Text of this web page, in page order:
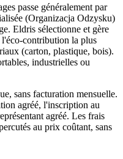
passe généralement par
(Organizacja Odzysku)
Eldris sélectionne et gère
contribution la plus
(carton, plastique, bois).
industrielles ou
sans facturation mensuelle.
agréé, l'inscription au
agréé. Les frais
au prix coûtant, sans